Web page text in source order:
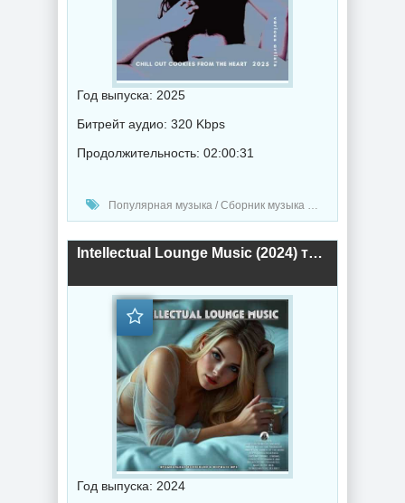
Год выпуска: 2025
Битрейт аудио: 320 Kbps
Продолжительность: 02:00:31
Популярная музыка / Сборник музыка / Chillout music / Музыка 2025 года
Intellectual Lounge Music (2024) торрент
Год выпуска: 2024